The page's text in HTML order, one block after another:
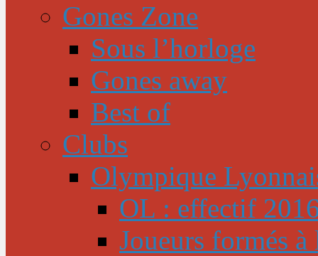
Gones Zone
Sous l’horloge
Gones away
Best of
Clubs
Olympique
OL : effectif
Joueurs formés